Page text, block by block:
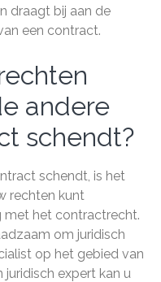
draagt bij aan de
een contract.
andere
schendt?
schendt, is het
rechten kunt
met het contractrecht.
om juridisch
op het gebied van
expert kan u